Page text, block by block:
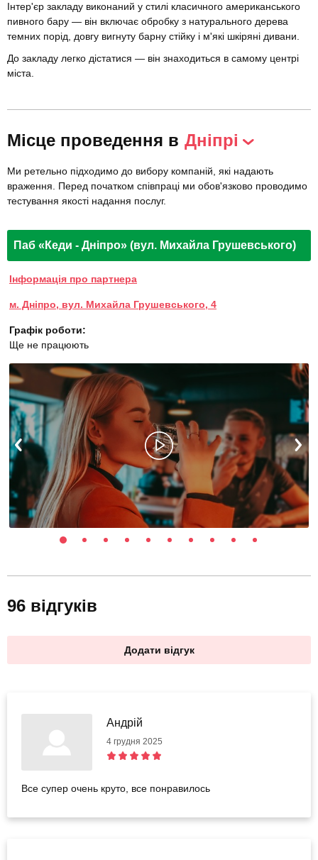
Інтер'єр закладу виконаний у стилі класичного американського
пивного бару — він включає обробку з натурального дерева
темних порід, довгу вигнуту барну стійку і м'які шкіряні дивани.
До закладу легко дістатися — він знаходиться в самому центрі
міста.
Місце проведення в Дніпрі
Ми ретельно підходимо до вибору компаній, які надають
враження. Перед початком співпраці ми обов'язково проводимо
тестування якості надання послуг.
Паб «Кеди - Дніпро» (вул. Михайла Грушевського)
Інформація про партнера
м. Дніпро, вул. Михайла Грушевського, 4
Графік роботи:
Ще не працюють
96 відгуків
Додати відгук
Андрiй
4 грудня 2025
Все супер очень круто, все понравилось